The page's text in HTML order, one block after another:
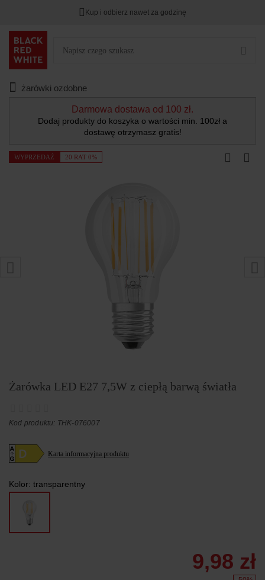
Kup i odbierz nawet za godzinę
żarówki ozdobne
Darmowa dostawa od 100 zł.
Dodaj produkty do koszyka o wartości min. 100zł a
dostawę otrzymasz gratis!
WYPRZEDAŻ 20 RAT 0%
Żarówka LED E27 7,5W z ciepłą barwą światła
Kod produktu: THK-076007
Karta informacyjna produktu
Kolor: transparentny
9,98 zł